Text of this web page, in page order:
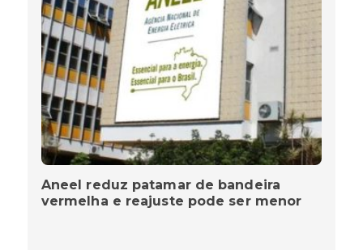
Aneel reduz patamar de bandeira
vermelha e reajuste pode ser menor